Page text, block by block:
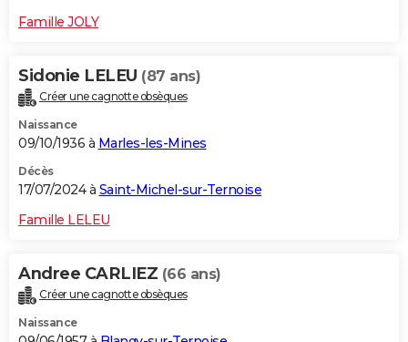
Famille JOLY
Sidonie LELEU (87 ans)
Créer une cagnotte obsèques
Naissance
09/10/1936 à Marles-les-Mines
Décès
17/07/2024 à Saint-Michel-sur-Ternoise
Famille LELEU
Andree CARLIEZ (66 ans)
Créer une cagnotte obsèques
Naissance